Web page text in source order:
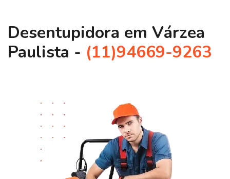
Desentupidora em Várzea
Paulista - (11)94669-9263